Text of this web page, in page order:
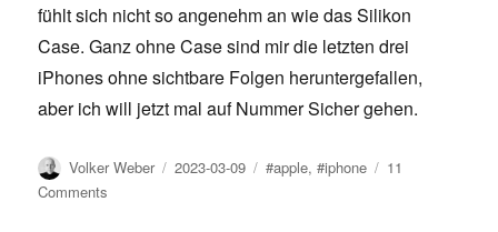
fühlt sich nicht so angenehm an wie das Silikon
Case. Ganz ohne Case sind mir die letzten drei
iPhones ohne sichtbare Folgen heruntergefallen,
aber ich will jetzt mal auf Nummer Sicher gehen.
Author
Volker Weber
Posted
2023-03-09 Tags
#apple,#iphone
11
Comments